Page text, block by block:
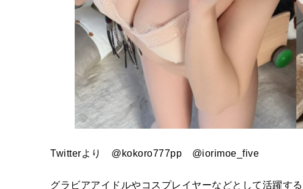
Twitterより @kokoro777pp @iorimoe_five
グラビアアイドルやコスプレイヤーなどとして活躍す